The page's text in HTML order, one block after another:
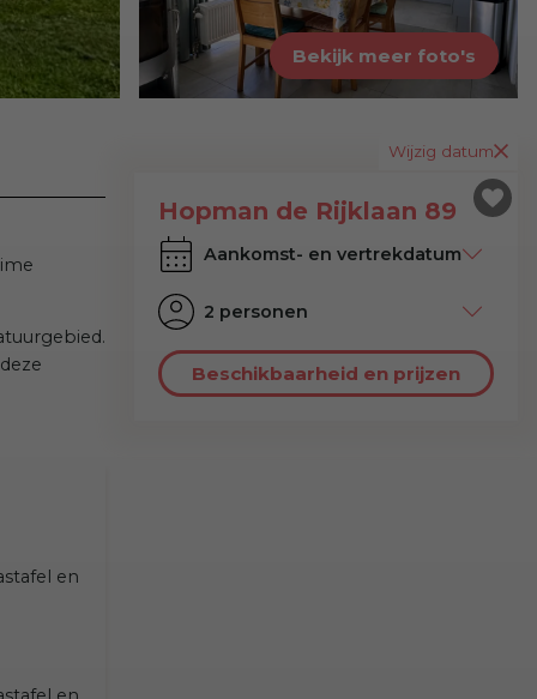
Bekijk meer foto's
Wijzig datum
Hopman de Rijklaan 89
2 personen
Beschikbaarheid en prijzen
en